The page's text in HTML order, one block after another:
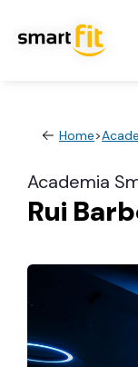
Home>
Academia
Rui